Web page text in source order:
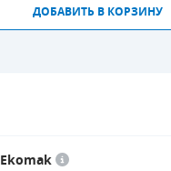
ДОБАВИТЬ В КОРЗИНУ
Ekomak